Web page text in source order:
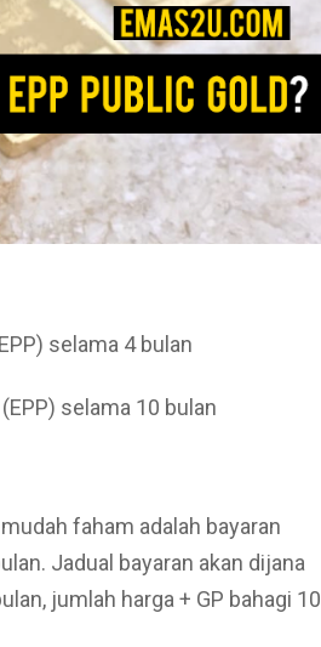
selama 4 bulan
selama 10 bulan
faham adalah bayaran
Jadual bayaran akan dijana
jumlah harga + GP bahagi 10